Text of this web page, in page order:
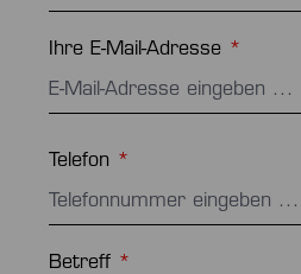
Ihre E-Mail-Adresse *
Telefon *
Betreff *